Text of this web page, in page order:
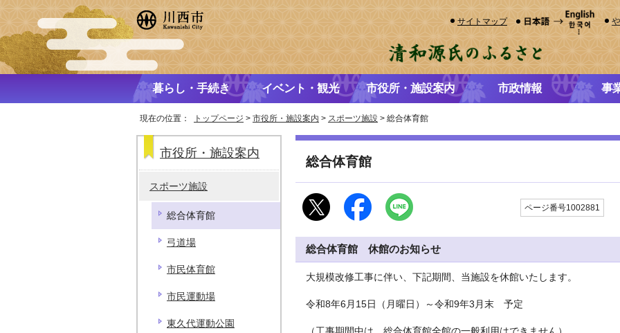
サイトマップ
暮らし・手続き イベント・観光 市役所・施設案内 市政情報 事
現在の位置： トップページ > 市役所・施設案内 > スポーツ施設 > 総合体育館
総合体育館
ページ番号1002881
総合体育館 休館のお知らせ
大規模改修工事に伴い、下記期間、当施設を休館いたします。
令和8年6月15日（月曜日）～令和9年3月末 予定
市役所・施設案内
スポーツ施設
総合体育館
弓道場
市民体育館
市民運動場
東久代運動公園